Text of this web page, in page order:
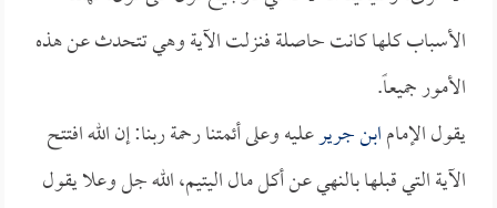
الأسباب كلها كانت حاصلة فنزلت الآية وهي تتحدث عن هذه
الأمور جميعاً.
يقول الإمامابن جريرعليه وعلى أئمتنا رحمة ربنا: إن الله افتتح
الآية التي قبلها بالنهي عن أكل مال اليتيم، الله جل وعلا يقول